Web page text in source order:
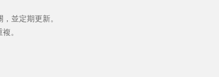
並定期更新。
。